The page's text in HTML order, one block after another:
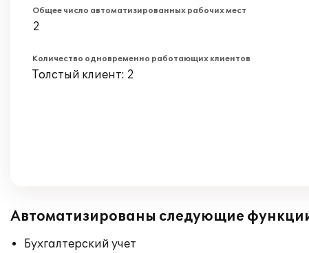
Общее число автоматизированных рабочих мест
2
Количество одновременно работающих клиентов
Толстый клиент: 2
Автоматизированы следующие
Бухгалтерский учет